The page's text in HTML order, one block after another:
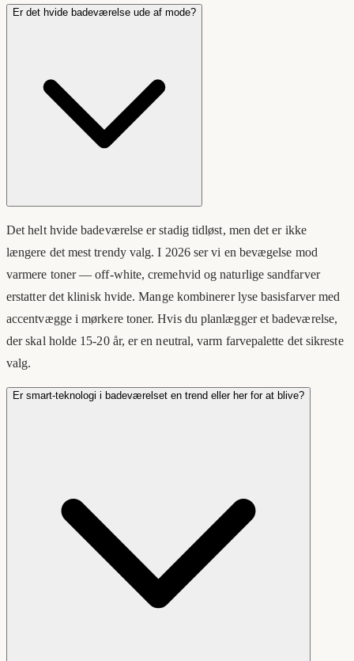
Er det hvide badeværelse ude af mode?
Det helt hvide badeværelse er stadig tidløst, men det er ikke
længere det mest trendy valg. I 2026 ser vi en bevægelse mod
varmere toner — off-white, cremehvid og naturlige sandfarver
erstatter det klinisk hvide. Mange kombinerer lyse basisfarver med
accentvægge i mørkere toner. Hvis du planlægger et badeværelse,
der skal holde 15-20 år, er en neutral, varm farvepalette det sikreste
valg.
Er smart-teknologi i badeværelset en trend eller her for at blive?